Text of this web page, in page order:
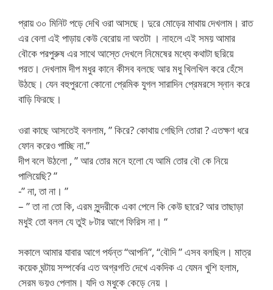
প্রায় ৩০ মিনিট পড়ে দেখি ওরা আসছে। দুরে মোড়ের মাথায় দেখলাম। রাত
এর বেলা এই পাড়ায় কেউ বেরোয় না অতটা । নাহলে এই সময় আমার
বৌকে পরপুরুষ এর সাথে আস্তে দেখলে নিমেষের মধ্যে কথাটা ছরিয়ে
পরত। দেখলাম দীপ মধুর কানে কীসব বলছে আর মধু খিলখিল করে হেঁসে
উঠছে। যেন বহুপুরনো কোনো প্রেমিক যুগল সারাদিন প্রেমরসে স্নান করে
বাড়ি ফিরছে।
ওরা কাছে আসতেই বললাম, ” কিরে? কোথায় গেছিলি তোরা ? এতক্ষণ ধরে
ফোন করেও পাচ্ছি না.”
দীপ বলে উঠলো , ” আর তোর মনে হলো যে আমি তোর বৌ কে নিয়ে
পালিয়েছি? ”
-” না, তা না। ”
– ” তা না তো কি, এরম সুন্দরীকে একা পেলে কি কেউ ছারে? আর তাছাড়া
মধুই তো বলল যে তুই ৮টার আগে ফিরিস না। “
সকালে আমার যাবার আগে পর্যন্ত “আপনি”, “বৌদি ” এসব বলছিল। মাত্র
কয়েক ঘন্টায় সম্পর্কের এত অগ্রগতি দেখে একদিক এ যেমন খুশি হলাম,
সেরম ভয়ও পেলাম। যদি ও মধুকে কেড়ে নেয় ।